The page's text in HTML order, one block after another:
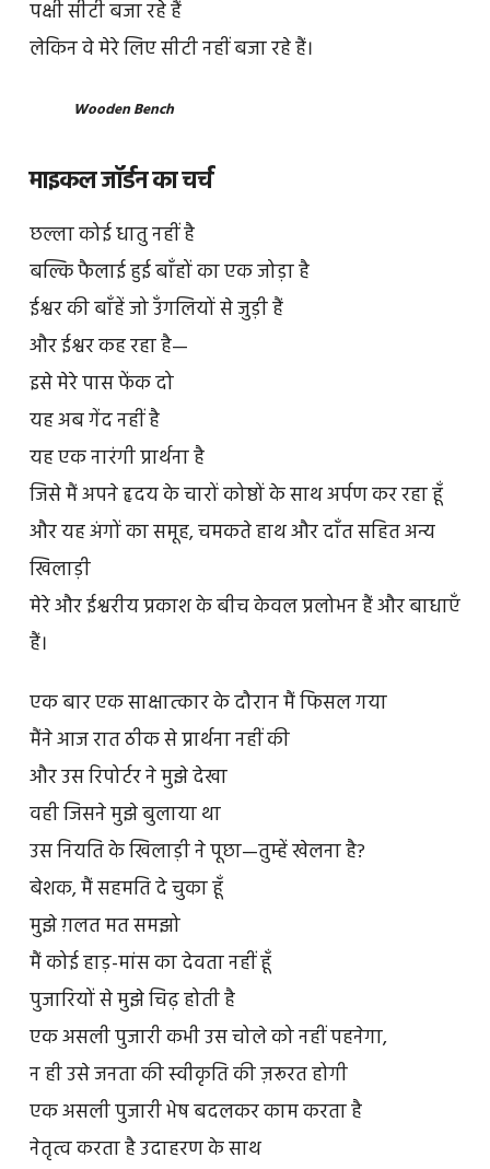
पक्षी सीटी बजा रहे हैं
लेकिन वे मेरे लिए सीटी नहीं बजा रहे हैं।
Wooden Bench
माइकल जॉर्डन का चर्च
छल्ला कोई धातु नहीं है
बल्कि फैलाई हुई बाँहों का एक जोड़ा है
ईश्वर की बाँहें जो उँगलियों से जुड़ी हैं
और ईश्वर कह रहा है—
इसे मेरे पास फेंक दो
यह अब गेंद नहीं है
यह एक नारंगी प्रार्थना है
जिसे मैं अपने हृदय के चारों कोष्ठों के साथ अर्पण कर रहा हूँ
और यह अंगों का समूह, चमकते हाथ और दाँत सहित अन्य
खिलाड़ी
मेरे और ईश्वरीय प्रकाश के बीच केवल प्रलोभन हैं और बाधाएँ
हैं।
एक बार एक साक्षात्कार के दौरान मैं फिसल गया
मैंने आज रात ठीक से प्रार्थना नहीं की
और उस रिपोर्टर ने मुझे देखा
वही जिसने मुझे बुलाया था
उस नियति के खिलाड़ी ने पूछा—तुम्हें खेलना है?
बेशक, मैं सहमति दे चुका हूँ
मुझे ग़लत मत समझो
मैं कोई हाड़-मांस का देवता नहीं हूँ
पुजारियों से मुझे चिढ़ होती है
एक असली पुजारी कभी उस चोले को नहीं पहनेगा,
न ही उसे जनता की स्वीकृति की ज़रूरत होगी
एक असली पुजारी भेष बदलकर काम करता है
नेतृत्व करता है उदाहरण के साथ